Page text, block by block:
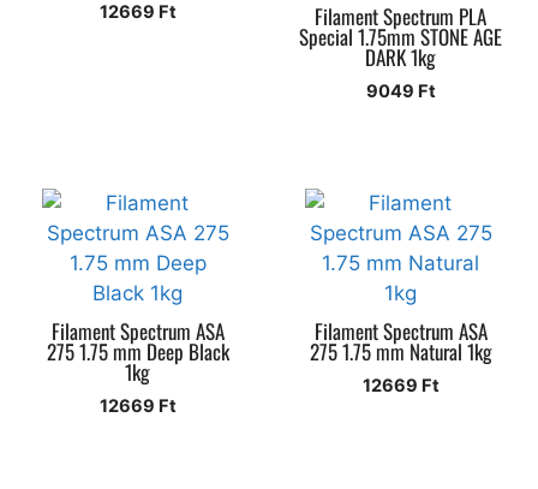
12669 Ft Filament Spectrum PLA
Special 1.75mm STONE AGE
DARK 1kg
9049 Ft
Filament Spectrum ASA
275 1.75 mm Deep Black
1kg
12669 Ft
Filament Spectrum ASA
275 1.75 mm Natural 1kg
12669 Ft